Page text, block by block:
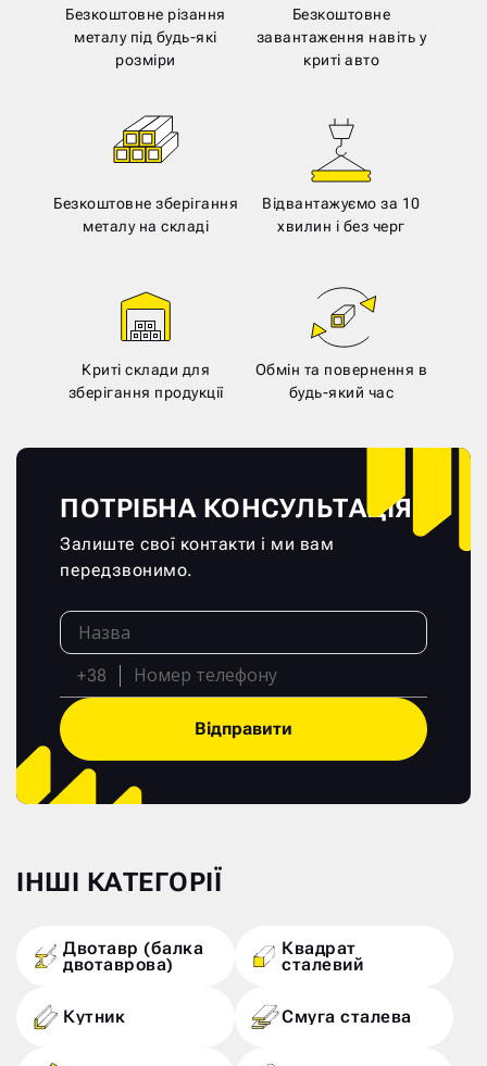
Безкоштовне різання
металу під будь-які
розміри
Безкоштовне
завантаження навіть у
криті авто
Безкоштовне зберігання
металу на складі
Відвантажуємо за 10
хвилин і без черг
Криті склади для
зберігання продукції
Обмін та повернення в
будь-який час
ПОТРІБНА КОНСУЛЬТАЦІЯ?
Залиште свої контакти і ми вам
передзвонимо.
+38
Відправити
ІНШІ КАТЕГОРІЇ
Двотавр (балка
двотаврова)
Квадрат
сталевий
Кутник Смуга сталева